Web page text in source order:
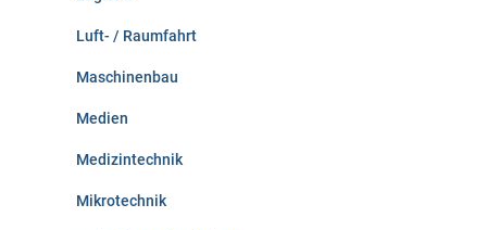
Luft- / Raumfahrt
Maschinenbau
Medien
Medizintechnik
Mikrotechnik